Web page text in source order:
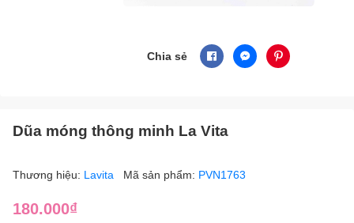
Chia sẻ
Dũa móng thông minh La Vita
Thương hiệu: Lavita Mã sản phẩm: PVN1763
180.000₫